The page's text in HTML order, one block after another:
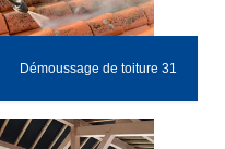
Démoussage de toiture 31